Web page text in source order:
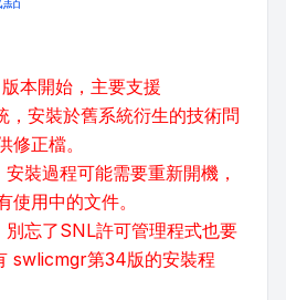
本開始，主要支援
，安裝於舊系統衍生的技術問
修正檔。
裝過程可能需要重新開機，
使用中的文件。
忘了SNL許可管理程式也要
swlicmgr第34版的安裝程